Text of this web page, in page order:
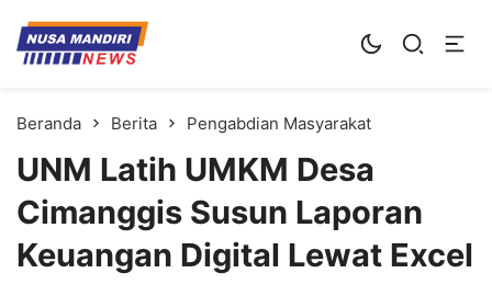
Kampus Digital Bisnis
Universitas Nusa Mandiri
Beranda Berita Pengabdian Masyarakat
UNM Latih UMKM Desa
Cimanggis Susun Laporan
Keuangan Digital Lewat Excel